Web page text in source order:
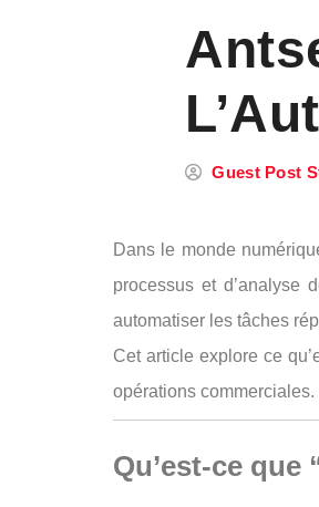
Guest Post
Dans le monde
processus et d’analyse
automatiser les tâches
Cet article explore ce
opérations commerciales.
Qu’est-ce que